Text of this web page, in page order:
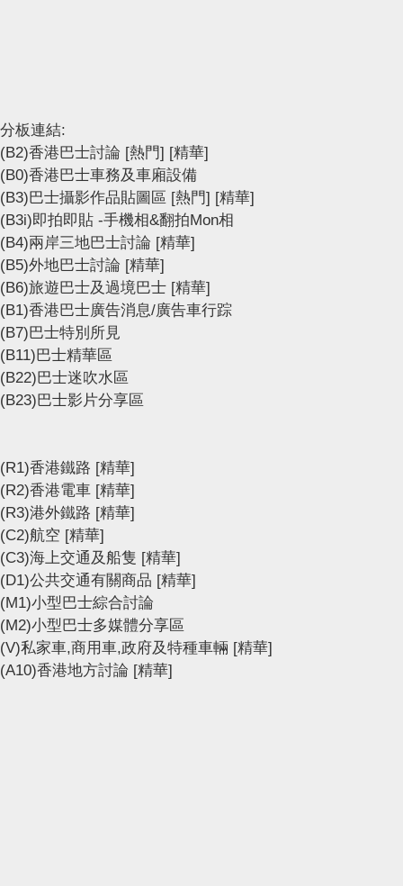
分板連結:
(B2)香港巴士討論 [熱門] [精華]
(B0)香港巴士車務及車廂設備
(B3)巴士攝影作品貼圖區 [熱門] [精華]
(B3i)即拍即貼 -手機相&翻拍Mon相
(B4)兩岸三地巴士討論 [精華]
(B5)外地巴士討論 [精華]
(B6)旅遊巴士及過境巴士 [精華]
(B1)香港巴士廣告消息/廣告車行踪
(B7)巴士特別所見
(B11)巴士精華區
(B22)巴士迷吹水區
(B23)巴士影片分享區
(R1)香港鐵路 [精華]
(R2)香港電車 [精華]
(R3)港外鐵路 [精華]
(C2)航空 [精華]
(C3)海上交通及船隻 [精華]
(D1)公共交通有關商品 [精華]
(M1)小型巴士綜合討論
(M2)小型巴士多媒體分享區
(V)私家車,商用車,政府及特種車輛 [精華]
(A10)香港地方討論 [精華]